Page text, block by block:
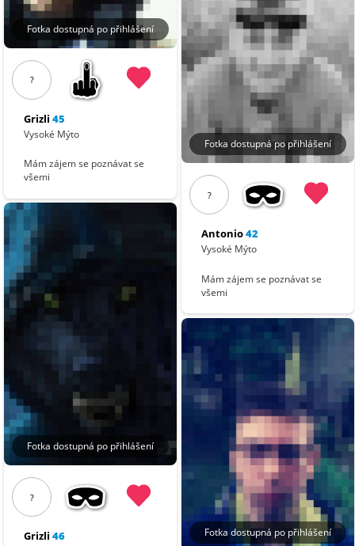
Fotka dostupná po přihlášení
?
Grizli 45
Vysoké Mýto
Mám zájem se poznávat se
všemi
Fotka dostupná po přihlášení
?
Grizli 46
Fotka dostupná po přihlášení
?
Antonio42
Vysoké Mýto
Mám zájem se poznávat se
všemi
Fotka dostupná po přihlášení